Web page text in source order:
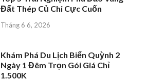
Đất Thép Củ Chi Cực Cuốn
Tháng 6 6, 2026
Khám Phá Du Lịch Biển Quỳnh 2
Ngày 1 Đêm Trọn Gói Giá Chỉ
1.500K